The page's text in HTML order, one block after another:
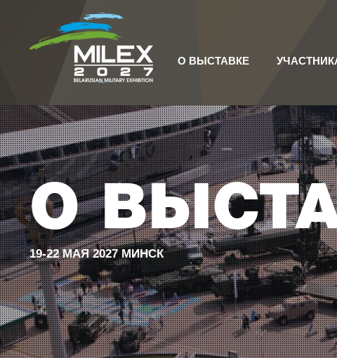
О ВЫСТАВКЕ
О
19-22 МАЯ 2027 МИНСК